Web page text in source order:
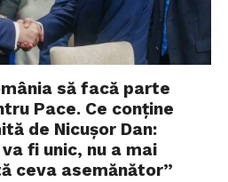
să facă parte
Pace. Ce conține
de Nicușor Dan:
fi unic, nu a mai
ceva asemănător”